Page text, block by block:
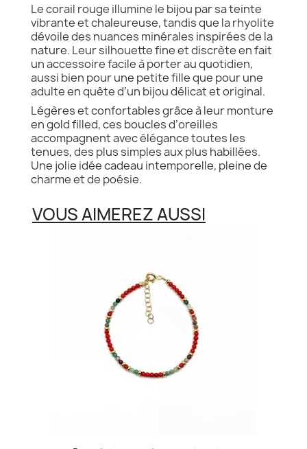
Le corail rouge illumine le bijou par sa teinte
vibrante et chaleureuse, tandis que la rhyolite
dévoile des nuances minérales inspirées de la
nature. Leur silhouette fine et discrète en fait
un accessoire facile à porter au quotidien,
aussi bien pour une petite fille que pour une
adulte en quête d’un bijou délicat et original.
Légères et confortables grâce à leur monture
en gold filled, ces boucles d’oreilles
accompagnent avec élégance toutes les
tenues, des plus simples aux plus habillées.
Une jolie idée cadeau intemporelle, pleine de
charme et de poésie.
VOUS AIMEREZ AUSSI